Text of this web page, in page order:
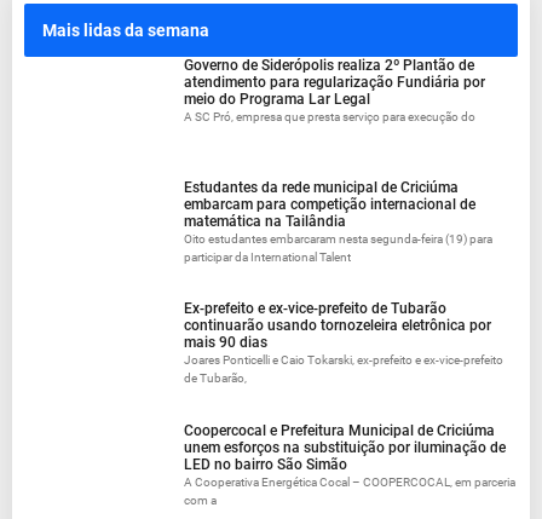
Mais lidas da semana
Governo de Siderópolis realiza 2º Plantão de
atendimento para regularização Fundiária por
meio do Programa Lar Legal
A SC Pró, empresa que presta serviço para execução do
Estudantes da rede municipal de Criciúma
embarcam para competição internacional de
matemática na Tailândia
Oito estudantes embarcaram nesta segunda-feira (19) para
participar da International Talent
Ex-prefeito e ex-vice-prefeito de Tubarão
continuarão usando tornozeleira eletrônica por
mais 90 dias
Joares Ponticelli e Caio Tokarski, ex-prefeito e ex-vice-prefeito
de Tubarão,
Coopercocal e Prefeitura Municipal de Criciúma
unem esforços na substituição por iluminação de
LED no bairro São Simão
A Cooperativa Energética Cocal – COOPERCOCAL, em parceria
com a